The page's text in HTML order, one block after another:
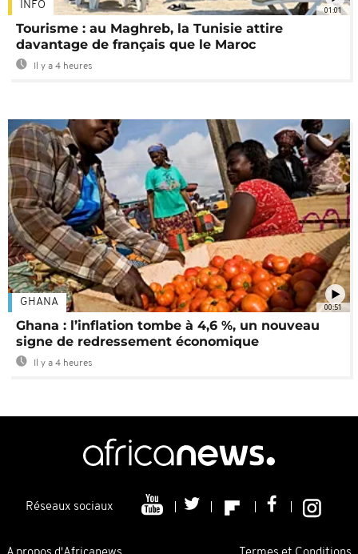
01:01
INFO
Tourisme : au Maghreb, la Tunisie attire
davantage de français que le Maroc
Il y a 4 heures
00:51
GHANA
Ghana : l’inflation tombe à 4,6 %, un nouveau
signe de redressement économique
Il y a 4 heures
Réseaux sociaux